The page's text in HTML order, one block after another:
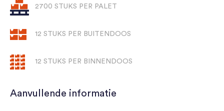
2700 STUKS PER PALET
12 STUKS PER BUITENDOOS
12 STUKS PER BINNENDOOS
Aanvullende informatie